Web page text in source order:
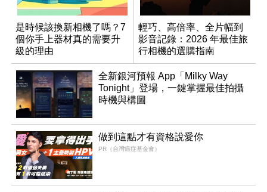
是時候該換新相機了嗎？7
個你手上器材真的需要升
級的理由
輕巧、高倍率、全片幅到
影音記錄：2026 年最佳旅
行相機的選購指南
全新銀河預報 App「Milky Way
Tonight」登場，一鍵掌握最佳拍攝
時機與構圖
做到這點才有資格說愛你
PR（台灣癌症基金會）